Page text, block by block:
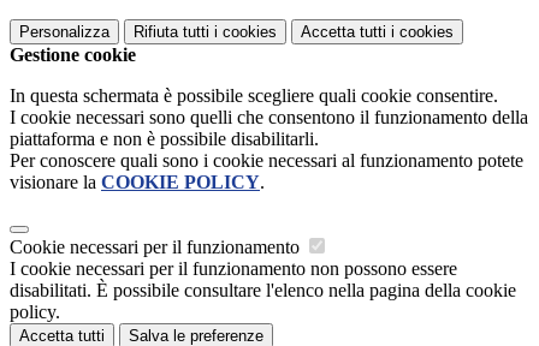
Personalizza Rifiuta tutti i cookies Accetta tutti i cookies
Gestione cookie
In questa schermata è possibile scegliere quali cookie consentire.
I cookie necessari sono quelli che consentono il funzionamento della
piattaforma e non è possibile disabilitarli.
Per conoscere quali sono i cookie necessari al funzionamento potete
visionare la COOKIE POLICY.
Cookie necessari per il funzionamento
I cookie necessari per il funzionamento non possono essere
disabilitati. È possibile consultare l'elenco nella pagina della cookie
policy.
Accetta tutti Salva le preferenze